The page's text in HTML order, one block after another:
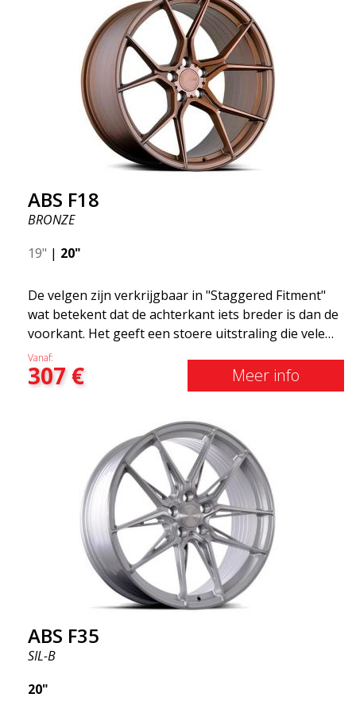
gebied waar de ontwikkeling snel vordert en ABS
F16 staat echt op de voorgrond!
ABS F18
BRONZE
19" | 20"
De velgen zijn verkrijgbaar in "Staggered Fitment"
wat betekent dat de achterkant iets breder is dan de
voorkant. Het geeft een stoere uitstraling die velen
associëren met racen. (kan ook hetzelfde rond
krijgen) Met andere woorden, het ABS F18 zijn
velgen die je auto een iets sportievere uitstraling
velgen zijn die je ongelooflijk goede prestaties
geven. Dit staat in relatie tot wat je ervoor moet
betalen. De geavanceerde productietechnologie
Flow Forming betekent dat de velgen zowel sterker
als lichter zijn dan gewone aluminium wielen. Dit
merk je bij het rijden met het ABS F18. We zijn er
trots op dat we ze in het assortiment hebben!
Vanaf:
307€ Meer info
ABS F35
SIL-B
20"